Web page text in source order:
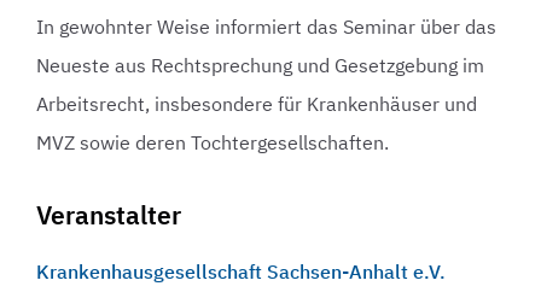
In gewohnter Weise informiert das Seminar über das
Neueste aus Rechtsprechung und Gesetzgebung im
Arbeitsrecht, insbesondere für Krankenhäuser und
MVZ sowie deren Tochtergesellschaften.
Veranstalter
Krankenhausgesellschaft Sachsen-Anhalt e.V.